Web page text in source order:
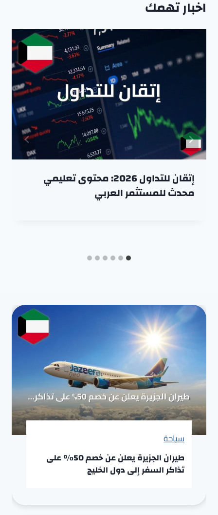
اخبار تهمك
إتقان للتداول 2026: محتوى تعليمي
محدث للمستثمر العربي
سياحة
طيران الجزيرة يعلن عن خصم 50% على
تذاكر السفر إلى دول الخليج